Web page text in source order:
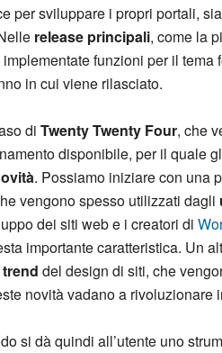
per sviluppare i propri portali,
release principali, come la
funzioni per il
in cui viene rilasciato.
di Twenty Twenty Four, che
disponibile, per il quale
. Possiamo iniziare con una
vengono spesso utilizzati dagli
dei siti web e i creatori di
importante caratteristica. Un
trend del design di siti, che
novità vadano a rivoluzionare
si dà quindi all’utente uno